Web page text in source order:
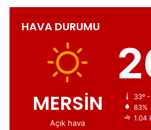
HAVA DURUMU
MERSİN
Açık hava
33º -
83%
1.04